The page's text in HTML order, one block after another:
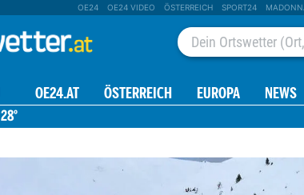
OE24 OE24 VIDEO ÖSTERREICH SPORT24
OE24.AT ÖSTERREICH EUROPA NEWS
28°